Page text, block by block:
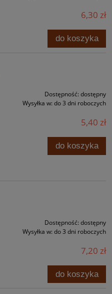
6,30 zł
do koszyka
Dostępność: dostępny
Wysyłka w: do 3 dni roboczych
5,40 zł
do koszyka
Dostępność: dostępny
Wysyłka w: do 3 dni roboczych
7,20 zł
do koszyka